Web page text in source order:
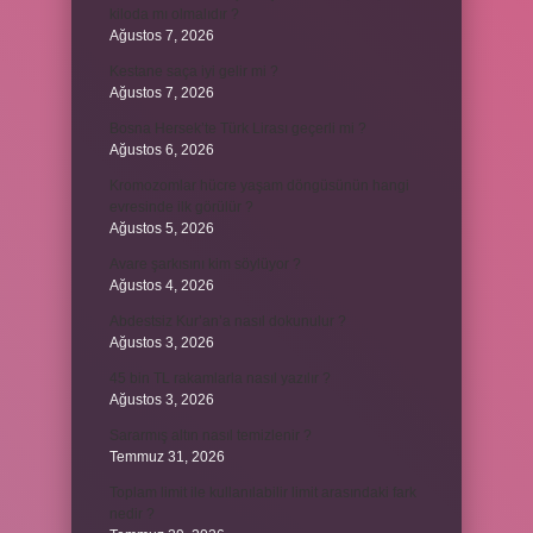
Ağustos 7, 2026
Ağustos 7, 2026
Ağustos 6, 2026
Ağustos 5, 2026
Ağustos 4, 2026
Ağustos 3, 2026
Ağustos 3, 2026
Temmuz 31, 2026